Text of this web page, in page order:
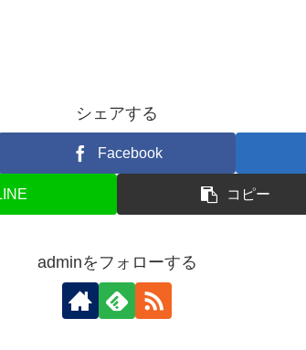
シェアする
Facebook
コピー
adminをフォローする